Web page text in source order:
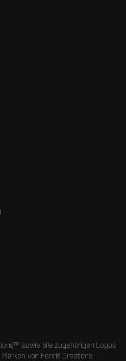
sowie alle zugehörigen Logos
von Fenris Creations.